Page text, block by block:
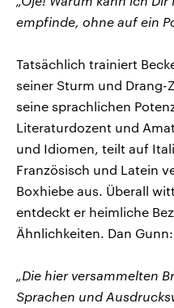
empfinde, ohne auf ein
Tatsächlich trainiert
seiner Sturm und
seine sprachlichen
Literaturdozent und
und Idiomen, teilt auf
Französisch und Latein
Boxhiebe aus. Überall
entdeckt er heimliche
Ähnlichkeiten. Dan Gunn:
„Die hier versammelten
Sprachen und